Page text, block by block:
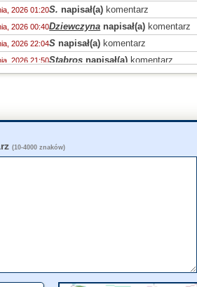
2026 01:20S. napisał(a) komentarz
2026 00:40Dziewczyna napisał(a) komentarz
2026 22:04S napisał(a) komentarz
2026 21:50Stabros napisał(a) komentarz
2026 21:43Stabrosnapisał(a)komentarz
2026 10:09Marek
Uvwpnapisał(a)komentarz
(10-4000 znaków)